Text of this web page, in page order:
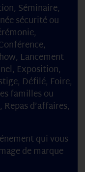
Séminaire,
sécurité ou
Lancement
Exposition,
Défilé, Foire,
familles ou
d’affaires,
qui vous
de marque